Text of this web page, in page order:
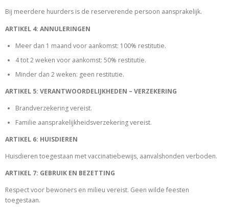
Bij meerdere huurders is de reserverende persoon aansprakelijk.
ARTIKEL 4: ANNULERINGEN
Meer dan 1 maand voor aankomst: 100% restitutie.
4 tot 2 weken voor aankomst: 50% restitutie.
Minder dan 2 weken: geen restitutie.
ARTIKEL 5: VERANTWOORDELIJKHEDEN – VERZEKERING
Brandverzekering vereist.
Familie aansprakelijkheidsverzekering vereist.
ARTIKEL 6: HUISDIEREN
Huisdieren toegestaan met vaccinatiebewijs, aanvalshonden verboden.
ARTIKEL 7: GEBRUIK EN BEZETTING
Respect voor bewoners en milieu vereist. Geen wilde feesten
toegestaan.